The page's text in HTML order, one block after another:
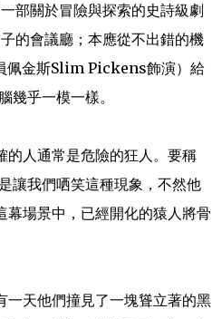
部關於冒險與探索的史詩級劇
的會議廳；本應從不出錯的機
佩金斯Slim Pickens飾演）給
乎一模一樣。
的人通常是危險的狂人。要稱
讓我們哂笑這種現象，不然他
場景中，已經開化的猿人將骨
一天他們撞見了一塊聳立著的黑